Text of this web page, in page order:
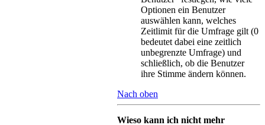
Optionen ein Benutzer
auswählen kann, welches
Zeitlimit für die Umfrage gilt (0
bedeutet dabei eine zeitlich
unbegrenzte Umfrage) und
schließlich, ob die Benutzer
ihre Stimme ändern können.
Nach oben
Wieso kann ich nicht mehr